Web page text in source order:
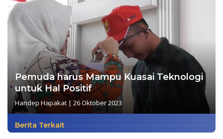
Pemuda harus Mampu Kuasai Teknologi
untuk Hal Positif
Handep Hapakat | 26 Oktober 2023
Berita Terkait